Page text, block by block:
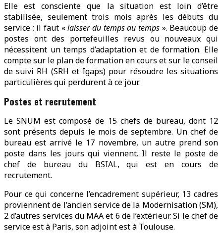
Elle est consciente que la situation est loin d’être
stabilisée, seulement trois mois après les débuts du
service ; il faut «laisser du temps au temps ». Beaucoup de
postes ont des portefeuilles revus ou nouveaux qui
nécessitent un temps d’adaptation et de formation. Elle
compte sur le plan de formation en cours et sur le conseil
de suivi RH (SRH et Igaps) pour résoudre les situations
particulières qui perdurent à ce jour.
Postes et recrutement
Le SNUM est composé de 15 chefs de bureau, dont 12
sont présents depuis le mois de septembre. Un chef de
bureau est arrivé le 17 novembre, un autre prend son
poste dans les jours qui viennent. Il reste le poste de
chef de bureau du BSIAL, qui est en cours de
recrutement.
Pour ce qui concerne l’encadrement supérieur, 13 cadres
proviennent de l’ancien service de la Modernisation (SM),
2 d’autres services du MAA et 6 de l’extérieur. Si le chef de
service est à Paris, son adjoint est à Toulouse.